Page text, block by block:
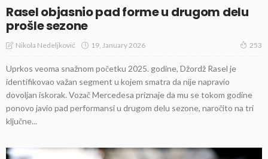
Rasel objasnio pad forme u drugom delu
prošle sezone
Nikola Nedeljković 19, January 2026 253
Uprkos veoma snažnom početku 2025. godine, Džordž Rasel je
identifikovao važan segment u kojem smatra da nije napravio
dovoljan iskorak. Vozač Mercedesa priznaje da mu se tokom godine
ponovo javio pad performansi u drugom delu sezone, naročito na tri
ključne...